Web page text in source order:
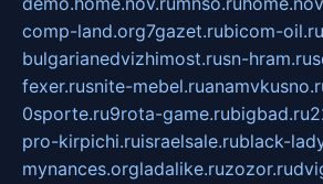
comp-land.org7gazet.rubicom-oil.ru
bulgarianedvizhimost.rusn-hram.ru
fexer.rusnite-mebel.ru
0sporte.ru9rota-game.rubigbad.ru
pro-kirpichi.ruisraelsale.rublack-
mynances.orgladalike.ruzozor.ru